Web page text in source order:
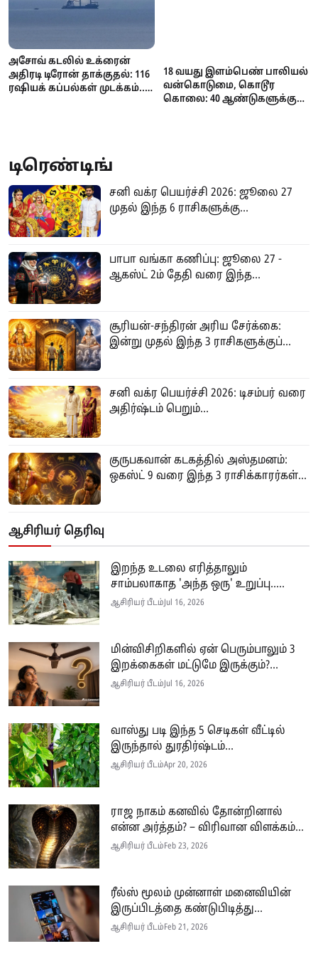
அசோவ் கடலில் உக்ரைன்
அதிரடி டிரோன் தாக்குதல்: 116
ரஷியக் கப்பல்கள் முடக்கம்..
18 வயது இளம்பெண் பாலியல்
வன்கொடுமை, கொடூர
கொலை: 40 ஆண்டுகளுக்குப்
டிரெண்டிங்
சனி வக்ர பெயர்ச்சி 2026: ஜூலை 27
முதல் இந்த 6 ராசிகளுக்கு...
பாபா வங்கா கணிப்பு: ஜூலை 27 -
ஆகஸ்ட் 2ம் தேதி வரை இந்த...
சூரியன்-சந்திரன் அரிய சேர்க்கை:
இன்று முதல் இந்த 3 ராசிகளுக்குப்...
சனி வக்ர பெயர்ச்சி 2026: டிசம்பர் வரை
அதிர்ஷ்டம் பெறும்...
குருபகவான் கடகத்தில் அஸ்தமனம்:
ஒகஸ்ட் 9 வரை இந்த 3 ராசிக்காரர்கள்...
ஆசிரியர் தெரிவு
இறந்த உடலை எரித்தாலும்
சாம்பலாகாத 'அந்த ஒரு' உறுப்பு.....
ஆசிரியர் பீடம்Jul 16, 2026
மின்விசிறிகளில் ஏன் பெரும்பாலும் 3
இறக்கைகள் மட்டுமே இருக்கும்?...
ஆசிரியர் பீடம்Jul 16, 2026
வாஸ்து படி இந்த 5 செடிகள் வீட்டில்
இருந்தால் துரதிர்ஷ்டம்...
ஆசிரியர் பீடம்Apr 20, 2026
ராஜ நாகம் கனவில் தோன்றினால்
என்ன அர்த்தம்? – விரிவான விளக்கம்...
ஆசிரியர் பீடம்Feb 23, 2026
ரீல்ஸ் மூலம் முன்னாள் மனைவியின்
இருப்பிடத்தை கண்டுபிடித்து...
ஆசிரியர் பீடம்Feb 21, 2026